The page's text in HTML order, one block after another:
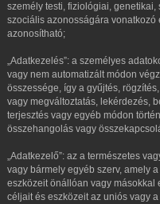
személy testi, fiziológiai,
szociális azonosságára
azonosítható;
„Adatkezelés”: a személyes
vagy nem automatizált módon
összessége, így a gyűjtés,
vagy megváltoztatás, lekérdezés,
terjesztés vagy egyéb módon
összehangolás vagy
„Adatkezelő”: az a természetes
vagy bármely egyéb szerv, amely
eszközeit önállóan vagy másokkal
céljait és eszközeit az uniós vagy